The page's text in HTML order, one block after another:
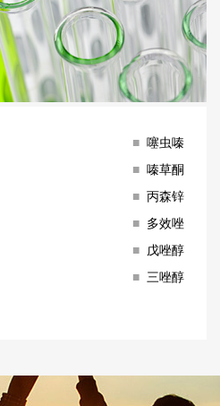
■ 噻虫嗪
■ 嗪草酮
■ 丙森锌
■ 多效唑
■
戊唑醇
■ 三唑醇